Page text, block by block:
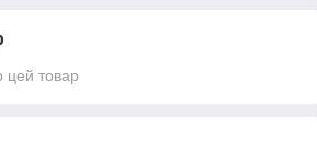
цей товар